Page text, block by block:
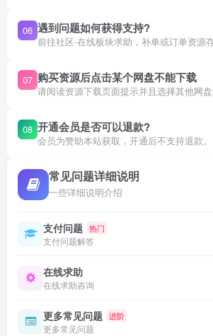
06 遇到问题如何获得支持?
前往社区-在线板块求助，补单或订单资源
07 购买资源后点击某个网盘不能下载
请阅读资源下载页面提示并且选择其他网盘
08 开通会员是否可以退款?
会员为赞助本站获取，开通后不支持退款。
常见问题详细说明
一些详细说明介绍
支付问题 热门
支付问题解答
在线求助
在线求助咨询
更多常见问题 进阶
更多常见问题